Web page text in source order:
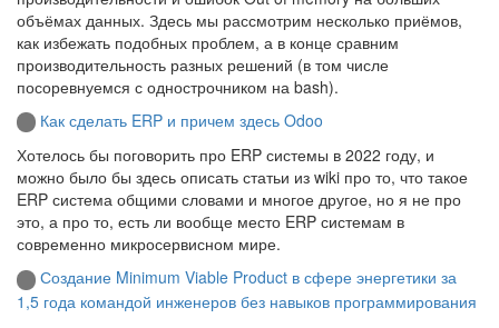
объёмах данных. Здесь мы рассмотрим несколько приёмов,
как избежать подобных проблем, а в конце сравним
производительность разных решений (в том числе
посоревнуемся с однострочником на bash).
Как сделать ERP и причем здесь Odoo
Хотелось бы поговорить про ERP системы в 2022 году, и
можно было бы здесь описать статьи из wiki про то, что такое
ERP система общими словами и многое другое, но я не про
это, а про то, есть ли вообще место ERP системам в
современно микросервисном мире.
Создание Minimum Viable Product в сфере энергетики за
1,5 года командой инженеров без навыков программирования